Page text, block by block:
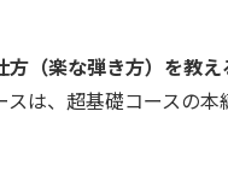
方（楽な弾き方）を教え
は、超基礎コースの本